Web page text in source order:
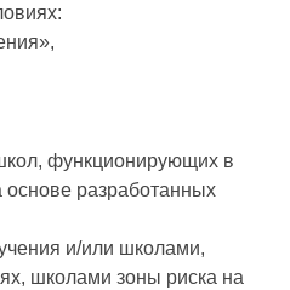
функционирующих в
основе разработанных
и/или школами,
школами зоны риска на